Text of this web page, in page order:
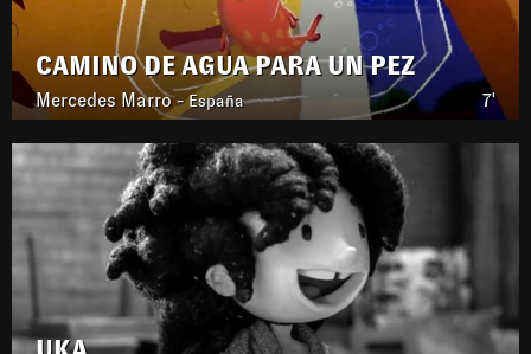
CAMINO DE AGUA PARA UN PEZ
7'
Mercedes Marro -España